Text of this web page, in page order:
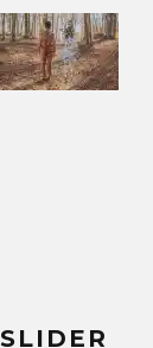
SLIDER